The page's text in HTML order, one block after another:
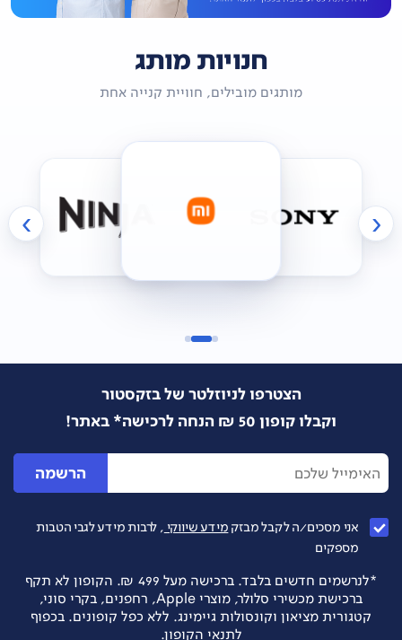
חנויות מותג
מותגים מובילים, חוויית קנייה אחת
‹
›
הצטרפו לניוזלטר של בזקסטור
וקבלו קופון 50 ₪ הנחה לרכישה* באתר!
הרשמה
אני מסכים/ה לקבל מבזק מידע שיווקי , לרבות מידע לגבי הטבות
מספקים
*לנרשמים חדשים בלבד. ברכישה מעל 499 ₪. הקופון לא תקף
ברכישת מכשירי סלולר, מוצרי Apple, רחפנים, בקרי סוני,
קטגורית מציאון וקונסולות גיימינג. ללא כפל קופונים. בכפוף
לתנאי הקופון.